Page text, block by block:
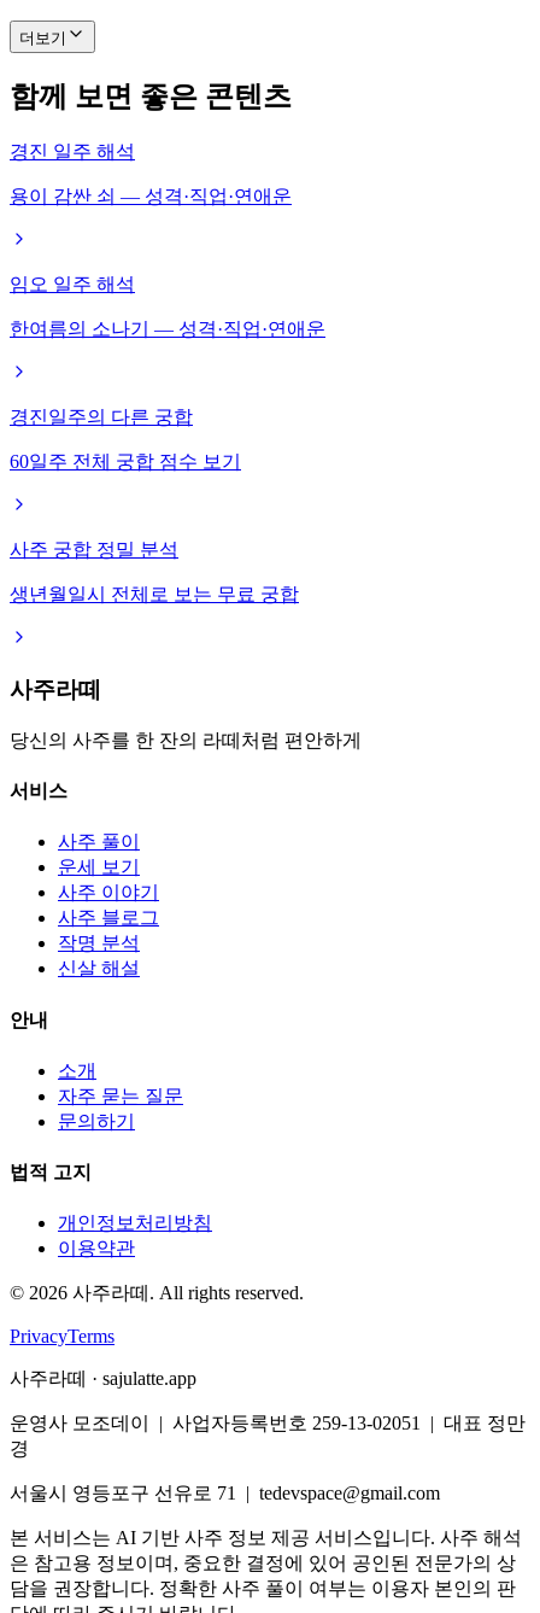
더보기
함께 보면 좋은 콘텐츠
경진 일주 해석
용이 감싼 쇠 — 성격·직업·연애운
임오 일주 해석
한여름의 소나기 — 성격·직업·연애운
경진일주의 다른 궁합
60일주 전체 궁합 점수 보기
사주 궁합 정밀 분석
생년월일시 전체로 보는 무료 궁합
사주라떼
당신의 사주를 한 잔의 라떼처럼 편안하게
서비스
사주 풀이
운세 보기
사주 이야기
사주 블로그
작명 분석
신살 해설
안내
소개
자주 묻는 질문
문의하기
법적 고지
개인정보처리방침
이용약관
© 2026 사주라떼. All rights reserved.
PrivacyTerms
사주라떼 · sajulatte.app
운영사 모조데이 | 사업자등록번호 259-13-02051 | 대표 정만
경
서울시 영등포구 선유로 71 | tedevspace@gmail.com
본 서비스는 AI 기반 사주 정보 제공 서비스입니다. 사주 해석
은 참고용 정보이며, 중요한 결정에 있어 공인된 전문가의 상
담을 권장합니다. 정확한 사주 풀이 여부는 이용자 본인의 판